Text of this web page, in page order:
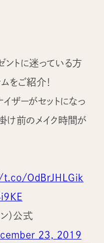
ントに迷っている方
をご紹介！
ザーがセットになっ
け前のメイク時間が
OdBrJHLGik
）公式
23, 2019